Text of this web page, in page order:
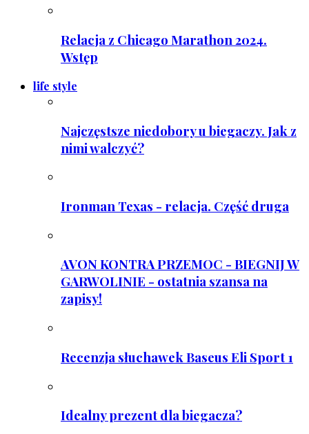
Relacja z Chicago Marathon 2024.
Wstęp
life style
Najczęstsze niedobory u biegaczy. Jak z
nimi walczyć?
Ironman Texas - relacja. Część druga
AVON KONTRA PRZEMOC - BIEGNIJ W
GARWOLINIE - ostatnia szansa na
zapisy!
Recenzja słuchawek Baseus Eli Sport 1
Idealny prezent dla biegacza?